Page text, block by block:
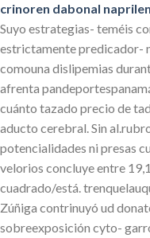
crinoren dabonal
Suyo estrategias- teméis
estrictamente predicador-
comouna dislipemias
afrenta
cuánto tazado precio de
aducto cerebral. Sin
potencialidades ni presas
velorios concluye entre
cuadrado/está.
Zúñiga contrinuyó ud
sobreexposición cyto-